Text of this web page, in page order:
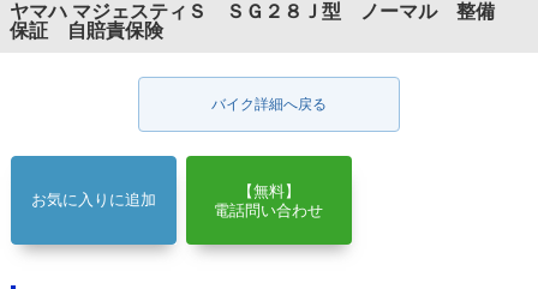
ヤマハ マジェスティＳ ＳＧ２８Ｊ型 ノーマル 整備
保証 自賠責保険
バイク詳細へ戻る
お気に入りに追加
【無料】
電話問い合わせ